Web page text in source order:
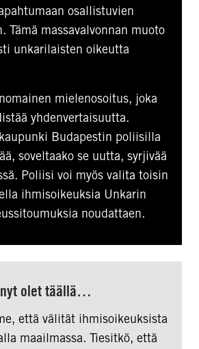
osallistuvien
Tämä massavalvonnan muoto
unkarilaisten oikeutta
mielenosoitus, joka
yhdenvertaisuutta.
Budapestin poliisilla
soveltaako se uutta, syrjivää
Poliisi voi myös valita toisin
ihmisoikeuksia Unkarin
noudattaen.
nyt olet täällä…
että välität ihmisoikeuksista
maailmassa. Tiesitkö, että